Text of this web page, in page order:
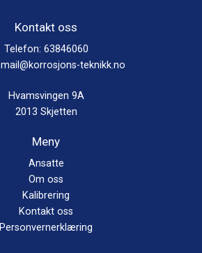
Kontakt oss
Telefon: 63846060
mail@korrosjons-teknikk.no
Hvamsvingen 9A
2013 Skjetten
Meny
Ansatte
Om oss
Kalibrering
Kontakt oss
Personvernerklæring